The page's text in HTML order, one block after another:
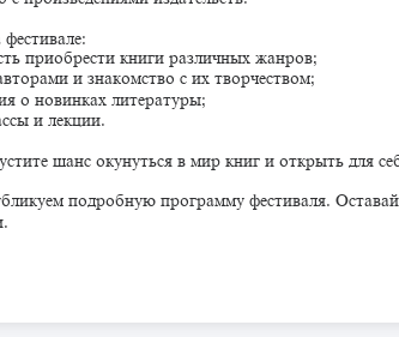
приобрести книги различных жанров;
и знакомство с их творчеством;
о новинках литературы;
и лекции.
шанс окунуться в мир книг и открыть для
подробную программу фестиваля.